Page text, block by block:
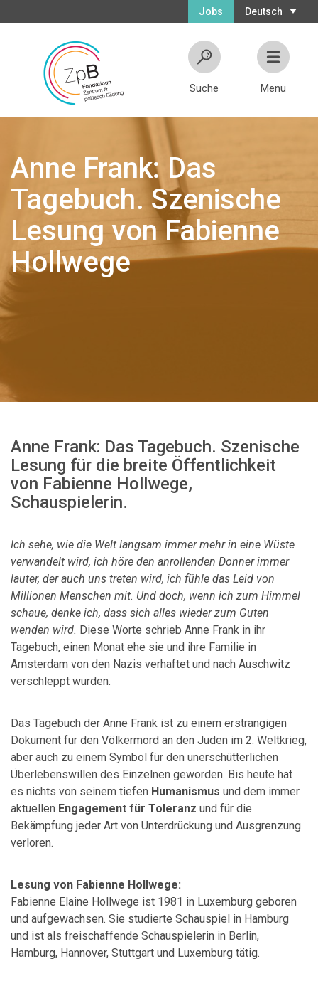
Deutsch
Jobs
Suche Menu
Anne Frank: Das
Tagebuch. Szenische
Lesung von Fabienne
Hollwege
Anne Frank: Das Tagebuch. Szenische
Lesung für die breite Öffentlichkeit
von Fabienne Hollwege,
Schauspielerin.
Ich sehe, wie die Welt langsam immer mehr in eine Wüste
verwandelt wird, ich höre den anrollenden Donner immer
lauter, der auch uns treten wird, ich fühle das Leid von
Millionen Menschen mit. Und doch, wenn ich zum Himmel
schaue, denke ich, dass sich alles wieder zum Guten
wenden wird. Diese Worte schrieb Anne Frank in ihr
Tagebuch, einen Monat ehe sie und ihre Familie in
Amsterdam von den Nazis verhaftet und nach Auschwitz
verschleppt wurden.
Das Tagebuch der Anne Frank ist zu einem erstrangigen
Dokument für den Völkermord an den Juden im 2. Weltkrieg,
aber auch zu einem Symbol für den unerschütterlichen
Überlebenswillen des Einzelnen geworden. Bis heute hat
es nichts von seinem tiefen Humanismus und dem immer
aktuellen Engagement für Toleranz und für die
Bekämpfung jeder Art von Unterdrückung und Ausgrenzung
verloren.
Lesung von Fabienne Hollwege:
Fabienne Elaine Hollwege ist 1981 in Luxemburg geboren
und aufgewachsen. Sie studierte Schauspiel in Hamburg
und ist als freischaffende Schauspielerin in Berlin,
Hamburg, Hannover, Stuttgart und Luxemburg tätig.